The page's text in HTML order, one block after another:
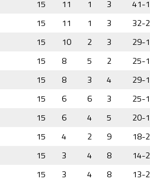
15 11 1 3
41-
15 11 1 3
32-
15 10 2 3
29-
15 8 5 2
25-
15 8 3 4
29-
15 6 6 3
25-
15 6 4 5
20-
15 4 2 9
18-
15 3 4 8
14-
15 3 4 8
13-